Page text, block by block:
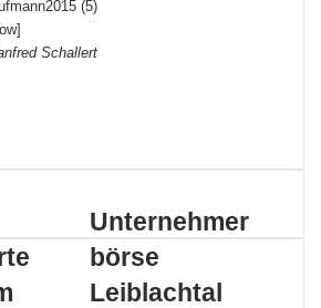
Schallert
U
n
t
e
Unternehmer
börse
Leiblachtal